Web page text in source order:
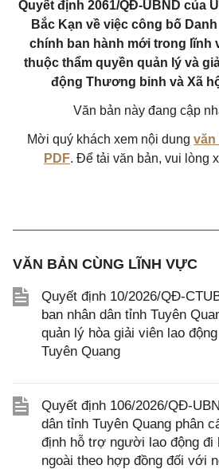
Quyết định 2061/QĐ-UBND của
Bắc Kạn về việc công bố
chính ban hành mới trong lĩnh
thuộc thẩm quyền quản lý và
động Thương binh và Xã
Văn bản này đang cập
Mời quý khách xem nội dung văn
PDF. Để tải văn bản, vui lòng
VĂN BẢN CÙNG LĨNH VỰC
Quyết định 10/2026/QĐ-
ban nhân dân tỉnh Tuyên
quản lý hòa giải viên lao
Tuyên Quang
Quyết định 106/2026/QĐ-
dân tỉnh Tuyên Quang phân
định hỗ trợ người lao động
ngoài theo hợp đồng đối với